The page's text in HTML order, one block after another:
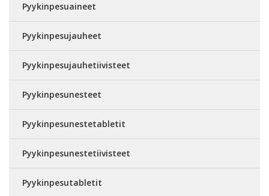
Pyykinpesuaineet
Pyykinpesujauheet
Pyykinpesujauhetiivisteet
Pyykinpesunesteet
Pyykinpesunestetabletit
Pyykinpesunestetiivisteet
Pyykinpesutabletit